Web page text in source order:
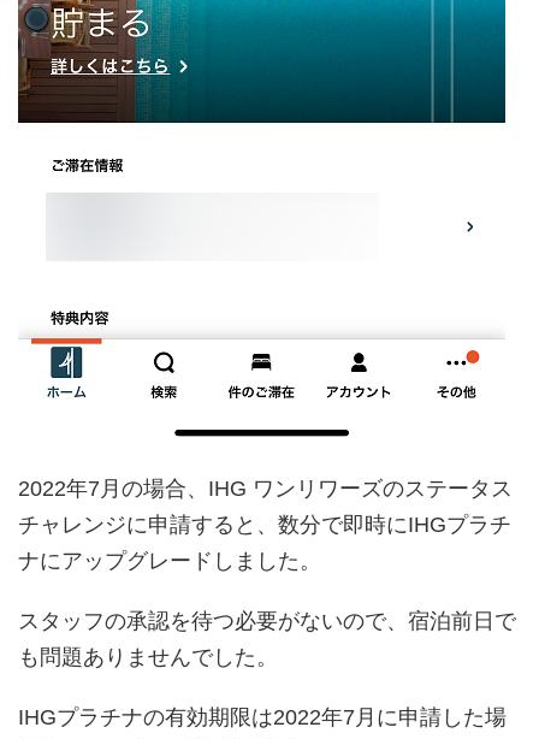
2022年7月の場合、IHG ワンリワーズのステータス
チャレンジに申請すると、数分で即時にIHGプラチ
ナにアップグレードしました。
スタッフの承認を待つ必要がないので、宿泊前日で
も問題ありませんでした。
IHGプラチナの有効期限は2022年7月に申請した場